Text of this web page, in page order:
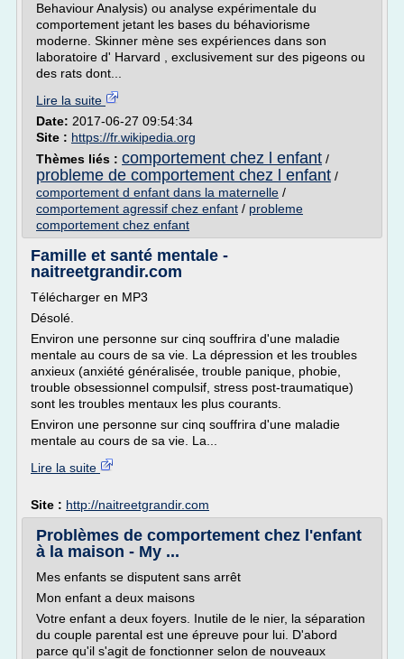
Behaviour Analysis) ou analyse expérimentale du
comportement jetant les bases du béhaviorisme
moderne. Skinner mène ses expériences dans son
laboratoire d' Harvard , exclusivement sur des pigeons ou
des rats dont...
Lire la suite
Date: 2017-06-27 09:54:34
Site : https://fr.wikipedia.org
Thèmes liés : comportement chez l enfant /
probleme de comportement chez l enfant /
comportement d enfant dans la maternelle /
comportement agressif chez enfant / probleme
comportement chez enfant
Famille et santé mentale -
naitreetgrandir.com
Télécharger en MP3
Désolé.
Environ une personne sur cinq souffrira d'une maladie
mentale au cours de sa vie. La dépression et les troubles
anxieux (anxiété généralisée, trouble panique, phobie,
trouble obsessionnel compulsif, stress post-traumatique)
sont les troubles mentaux les plus courants.
Environ une personne sur cinq souffrira d'une maladie
mentale au cours de sa vie. La...
Lire la suite
Site : http://naitreetgrandir.com
Problèmes de comportement chez l'enfant
à la maison - My ...
Mes enfants se disputent sans arrêt
Mon enfant a deux maisons
Votre enfant a deux foyers. Inutile de le nier, la séparation
du couple parental est une épreuve pour lui. D'abord
parce qu'il s'agit de fonctionner selon de nouveaux